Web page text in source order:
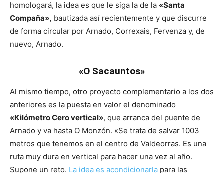
homologará, la idea es que le siga la de la «Santa
Compaña», bautizada así recientemente y que discurre
de forma circular por Arnado, Correxais, Fervenza y, de
nuevo, Arnado.
«O Sacauntos»
Al mismo tiempo, otro proyecto complementario a los dos
anteriores es la puesta en valor el denominado
«Kilómetro Cero vertical», que arranca del puente de
Arnado y va hasta O Monzón. «Se trata de salvar 1003
metros que tenemos en el centro de Valdeorras. Es una
ruta muy dura en vertical para hacer una vez al año.
Supone un reto. La idea es acondicionarla para las